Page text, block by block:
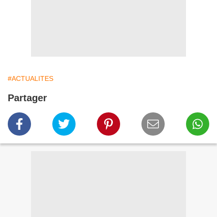
#ACTUALITES
Partager